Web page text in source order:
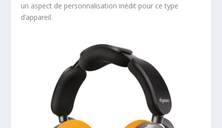
un aspect de personnalisation inédit pour ce type
d’appareil.